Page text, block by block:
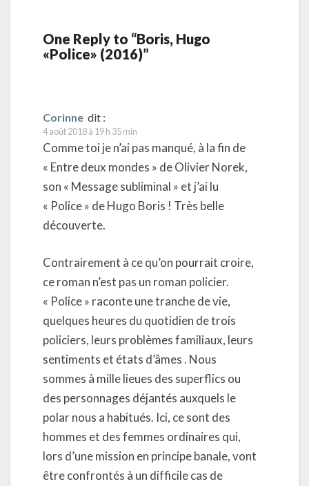
One Reply to “Boris, Hugo
«Police» (2016)”
Corinne dit :
4 août 2018 à 19 h 35 min
Comme toi je n’ai pas manqué, à la fin de
« Entre deux mondes » de Olivier Norek,
son « Message subliminal » et j’ai lu
« Police » de Hugo Boris ! Très belle
découverte.
Contrairement à ce qu’on pourrait croire,
ce roman n’est pas un roman policier.
« Police » raconte une tranche de vie,
quelques heures du quotidien de trois
policiers, leurs problèmes familiaux, leurs
sentiments et états d’âmes . Nous
sommes à mille lieues des superflics ou
des personnages déjantés auxquels le
polar nous a habitués. Ici, ce sont des
hommes et des femmes ordinaires qui,
lors d’une mission en principe banale, vont
être confrontés à un difficile cas de